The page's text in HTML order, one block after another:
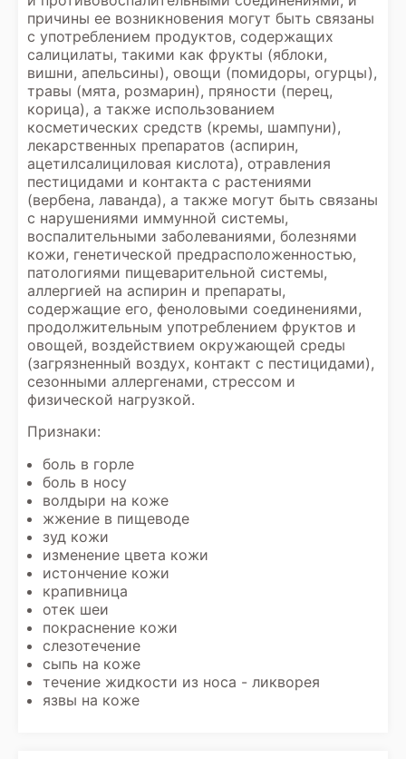
причины ее возникновения могут быть связаны
с употреблением продуктов, содержащих
салицилаты, такими как фрукты (яблоки,
вишни, апельсины), овощи (помидоры, огурцы),
травы (мята, розмарин), пряности (перец,
корица), а также использованием
косметических средств (кремы, шампуни),
лекарственных препаратов (аспирин,
ацетилсалициловая кислота), отравления
пестицидами и контакта с растениями
(вербена, лаванда), а также могут быть связаны
с нарушениями иммунной системы,
воспалительными заболеваниями, болезнями
кожи, генетической предрасположенностью,
патологиями пищеварительной системы,
аллергией на аспирин и препараты,
содержащие его, феноловыми соединениями,
продолжительным употреблением фруктов и
овощей, воздействием окружающей среды
(загрязненный воздух, контакт с пестицидами),
сезонными аллергенами, стрессом и
физической нагрузкой.
Признаки:
боль в горле
боль в носу
волдыри на коже
жжение в пищеводе
зуд кожи
изменение цвета кожи
истончение кожи
крапивница
отек шеи
покраснение кожи
слезотечение
сыпь на коже
течение жидкости из носа - ликворея
язвы на коже